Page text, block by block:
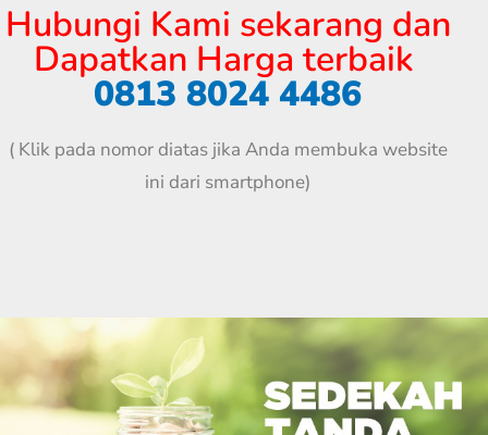
Hubungi Kami sekarang dan
Dapatkan Harga terbaik
0813 8024 4486
( Klik pada nomor diatas jika Anda membuka website
ini dari smartphone)